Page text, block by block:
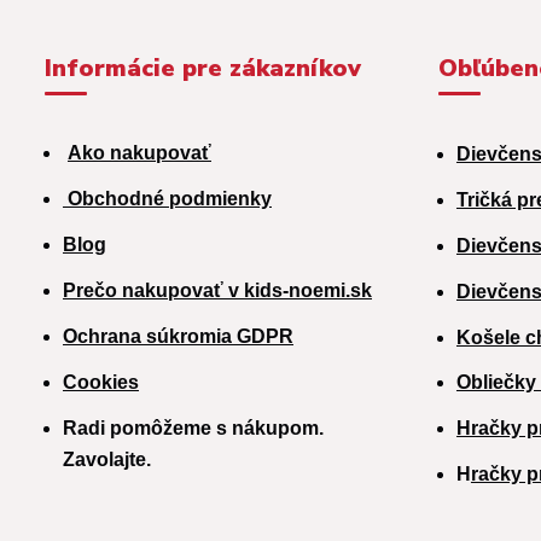
Informácie pre zákazníkov
Ako nakupovať
Obchodné podmienky
Blog
Prečo nakupovať v kids-noemi.sk
Ochrana súkromia GDPR
Cookies
Radi pomôžeme s nákupom.
Zavolajte.
Tričká
Košele
Hračky
H račky